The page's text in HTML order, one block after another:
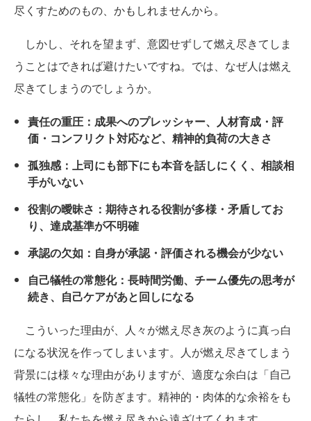
尽くすためのもの、かもしれませんから。
しかし、それを望まず、意図せずして燃え尽きてしま
うことはできれば避けたいですね。では、なぜ人は燃え
尽きてしまうのでしょうか。
責任の重圧：成果へのプレッシャー、人材育成・評
価・コンフリクト対応など、精神的負荷の大きさ
孤独感：上司にも部下にも本音を話しにくく、相談相
手がいない
役割の曖昧さ：期待される役割が多様・矛盾してお
り、達成基準が不明確
承認の欠如：自身が承認・評価される機会が少ない
自己犠牲の常態化：長時間労働、チーム優先の思考が
続き、自己ケアがあと回しになる
こういった理由が、人々が燃え尽き灰のように真っ白
になる状況を作ってしまいます。人が燃え尽きてしまう
背景には様々な理由がありますが、適度な余白は「自己
犠牲の常態化」を防ぎます。精神的・肉体的な余裕をも